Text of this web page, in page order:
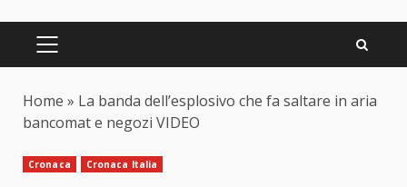
PRIMARY
Home » La banda dell’esplosivo che fa saltare in aria
bancomat e negozi VIDEO
Cronaca Cronaca Italia